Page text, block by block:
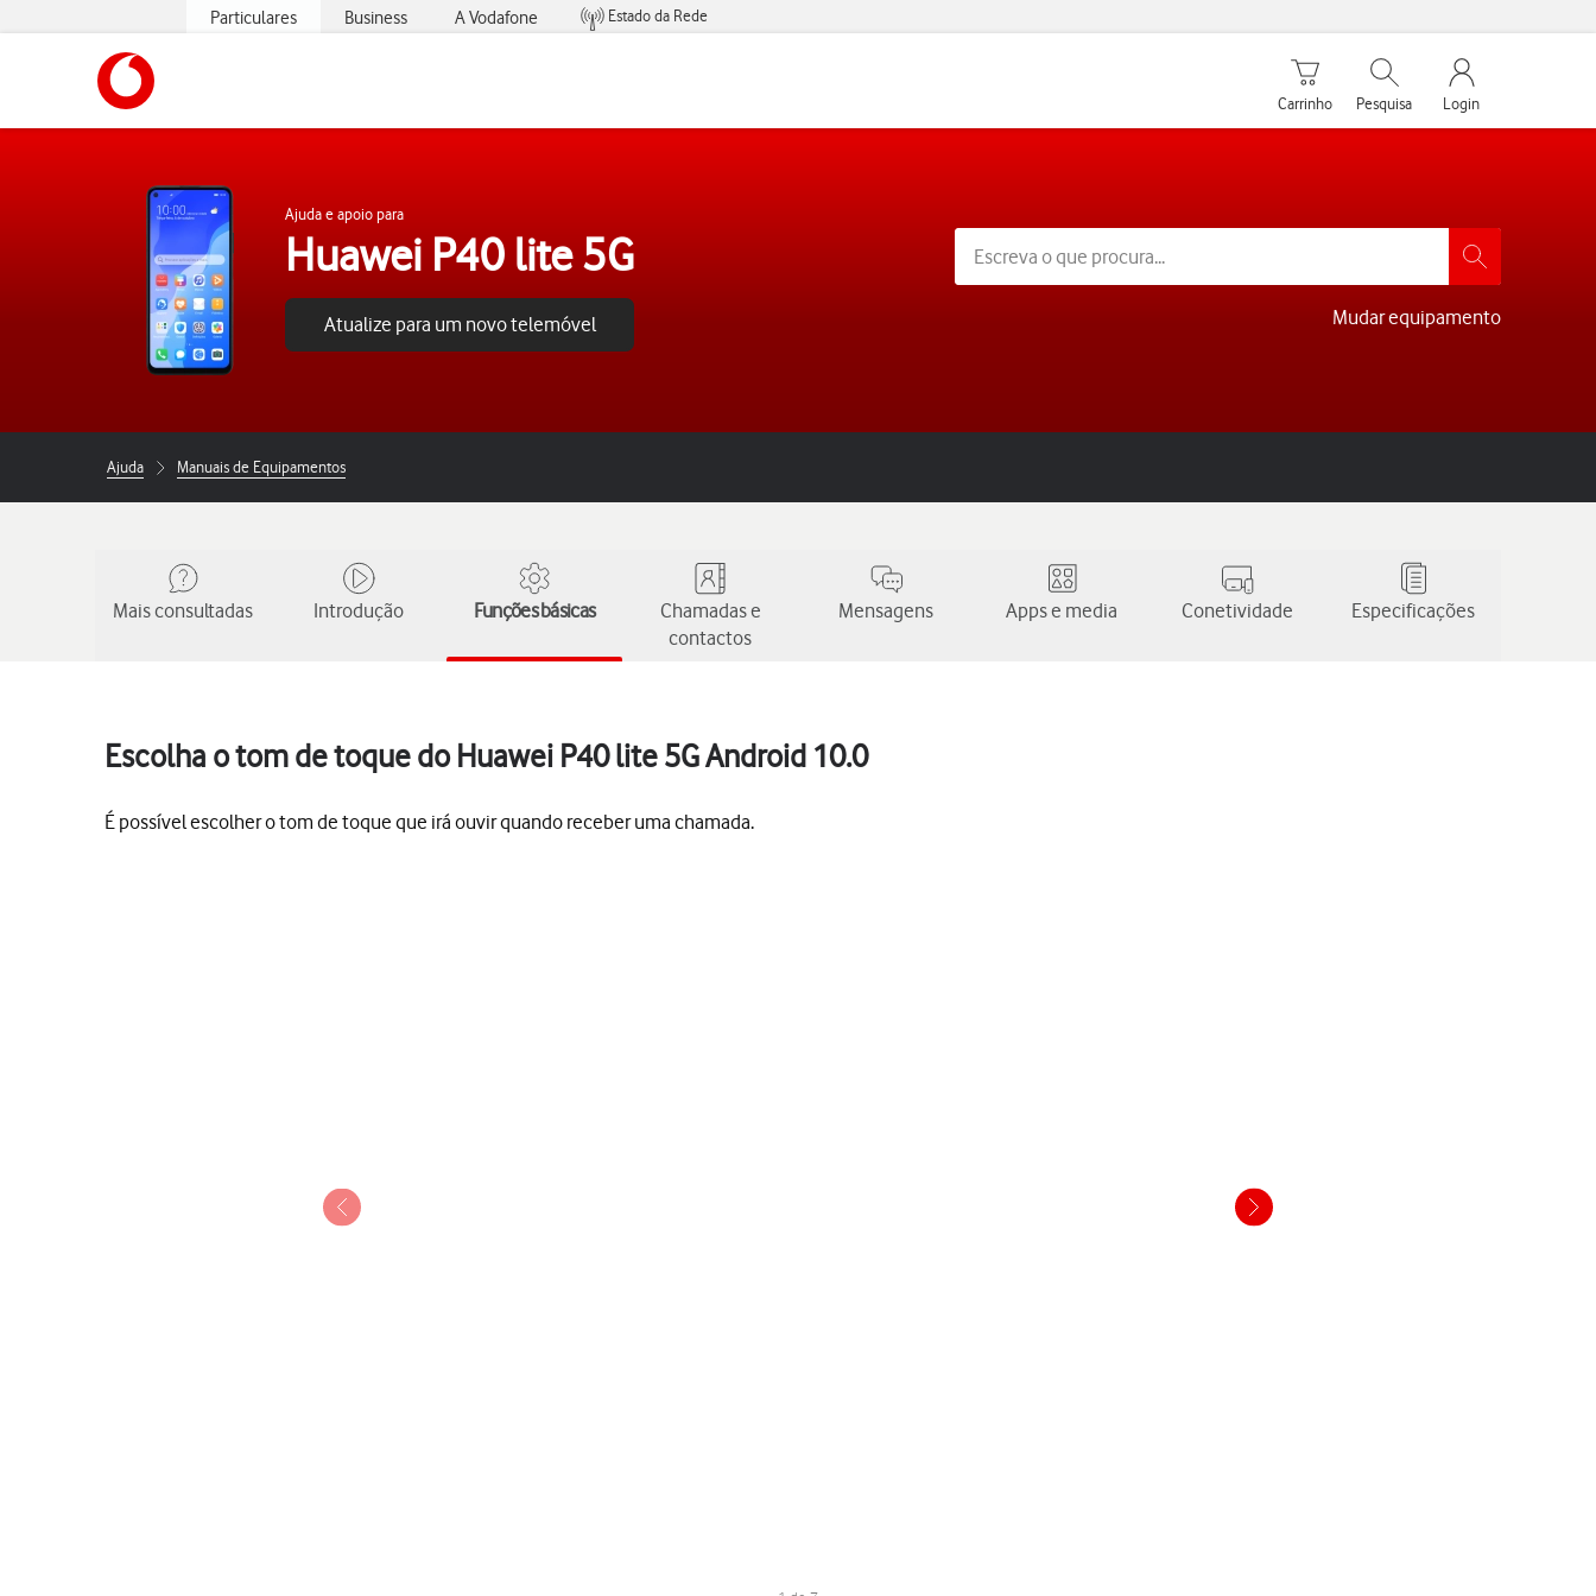
Particulares Business A Vodafone
Estado da Rede
Carrinho de compras
Carrinho
Pesquisar
Pesquisa
My Vodafone
Login
Ajuda e apoio para
Huawei P40 lite 5G
Atualize para um novo telemóvel Mudar equipamento
Ajuda Manuais de Equipamentos
Mais consultadas Introdução Funções básicas
Chamadas e
contactos
Mensagens Apps e media Conetividade Especificações
Escolha o tom de toque do Huawei P40 lite 5G Android 10.0
É possível escolher o tom de toque que irá ouvir quando receber uma chamada.